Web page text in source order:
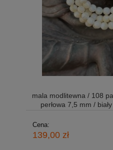
mala modlitewna / 108
perłowa 7,5 mm /
Cena:
139,00 zł